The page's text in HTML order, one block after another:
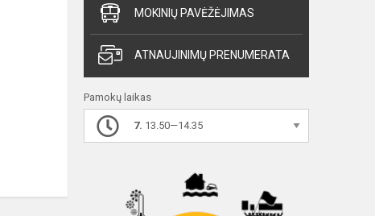
MOKINIŲ PAVĖŽĖJIMAS
ATNAUJINIMŲ PRENUMERATA
Pamokų laikas
7. 13.50—14.35